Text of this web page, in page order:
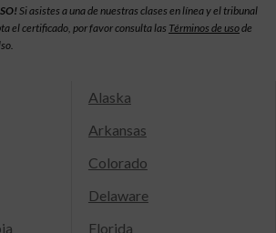
Si asistes a una de nuestras clases en línea y el tribunal
el certificado, por favor consulta las Términos de usode
Alaska
Arkansas
Colorado
Delaware
Florida